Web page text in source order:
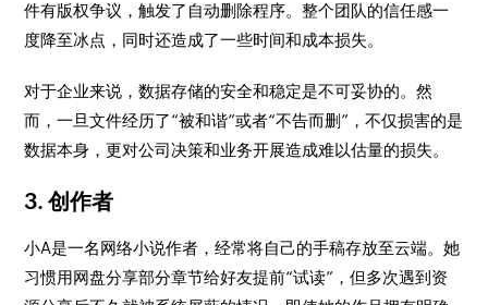
件有版权争议，触发了自动删除程序。整个团队的信任感一
度降至冰点，同时还造成了一些时间和成本损失。
对于企业来说，数据存储的安全和稳定是不可妥协的。然
而，一旦文件经历了“被和谐”或者“不告而删”，不仅损害的是
数据本身，更对公司决策和业务开展造成难以估量的损失。
3. 创作者
小A是一名网络小说作者，经常将自己的手稿存放至云端。她
习惯用网盘分享部分章节给好友提前“试读”，但多次遇到资